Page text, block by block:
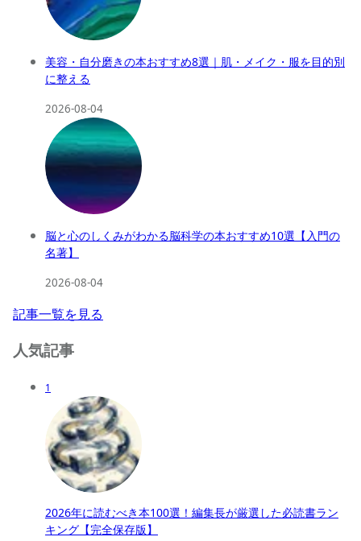
美容・自分磨きの本おすすめ8選｜肌・メイク・服を目的別
に整える
2026-08-04
脳と心のしくみがわかる脳科学の本おすすめ10選【入門の
名著】
2026-08-04
記事一覧を見る
人気記事
1
2026年に読むべき本100選！編集長が厳選した必読書ラン
キング【完全保存版】